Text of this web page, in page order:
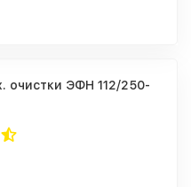
очистки ЭФН 112/250-